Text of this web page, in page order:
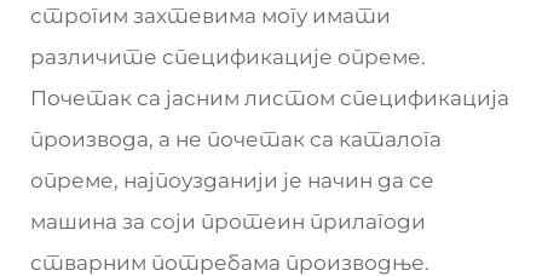
строгим захтевима могу имати
различите спецификације опреме.
Почетак са јасним листом спецификација
производа, а не почетак са каталога
опреме, најпоузданији је начин да се
машина за соји протеин прилагоди
стварним потребама производње.